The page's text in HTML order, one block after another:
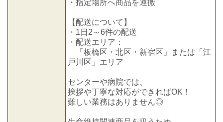
・指定場所へ商品を運搬
【配送について】
・1日2～6件の配送
・配送エリア：
「板橋区・北区・新宿区」または「江
戸川区」エリア
センターや病院では、
挨拶や丁寧な対応ができればOK！
難しい業務はありません◎